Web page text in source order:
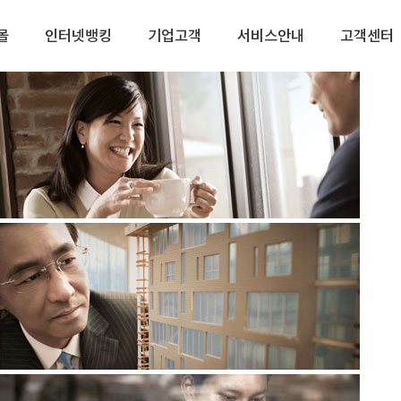
인터넷뱅킹 기업고객 서비스안내 고객센터